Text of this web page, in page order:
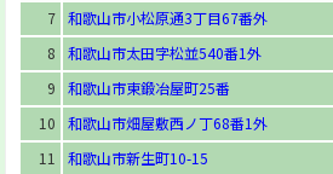
7 和歌山市小松原通3丁目67番外
8
和歌山市太田字松並540番1外
9
和歌山市東鍛冶屋町25番
10
和歌山市畑屋敷西ノ丁68番1外
11
和歌山市新生町10-15